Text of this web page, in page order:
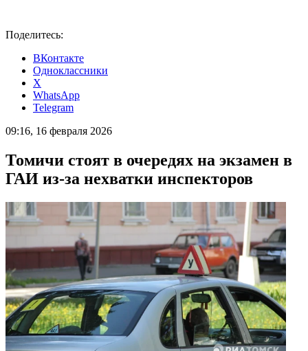
Поделитесь:
ВКонтакте
Одноклассники
X
WhatsApp
Telegram
09:16, 16 февраля 2026
Томичи стоят в очередях на экзамен в
ГАИ из-за нехватки инспекторов